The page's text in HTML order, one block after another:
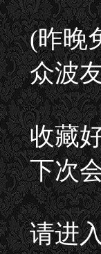
(昨晚
众波
收藏
下次
请进